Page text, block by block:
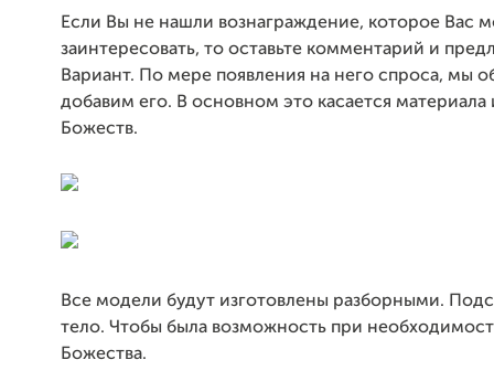
Если Вы не нашли вознаграждение, которое Вас
заинтересовать, то оставьте комментарий и
Вариант. По мере появления на него спроса, мы
добавим его. В основном это касается
Божеств.
Все модели будут изготовлены разборными.
тело. Чтобы была возможность при
Божества.